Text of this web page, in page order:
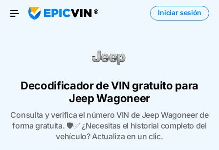
Open Menu
Iniciar sesión
Decodificador de VIN gratuito para
Jeep Wagoneer
Consulta y verifica el número VIN de Jeep Wagoneer de
forma gratuita. 🛡️✅ ¿Necesitas el historial completo del
vehículo? Actualiza en un clic.